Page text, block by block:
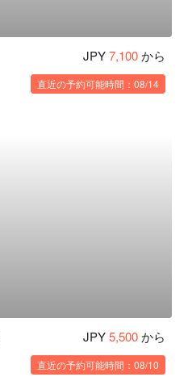
JPY7,100から
直近の予約可能時間：08/14
JPY5,500から
直近の予約可能時間：08/10